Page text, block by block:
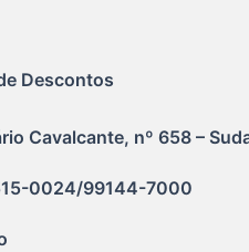
Descontos
Cavalcante, nº 658 –
0024/99144-7000